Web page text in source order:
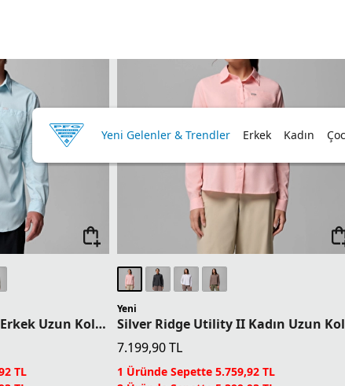
Cinsi Beden
TL
TL
TL
TL
3.899,95 TL
7.199,90TL
1 Üründe Sepette 5.759,92 TL
2 Üründe Sepette 5.399,93 TL
3 Üründe Sepette 5.039,93 TL
4 Üründe Sepette 4.319,94 TL
5 Ürün ve Üzerinde Sepette 3.599,95 TL